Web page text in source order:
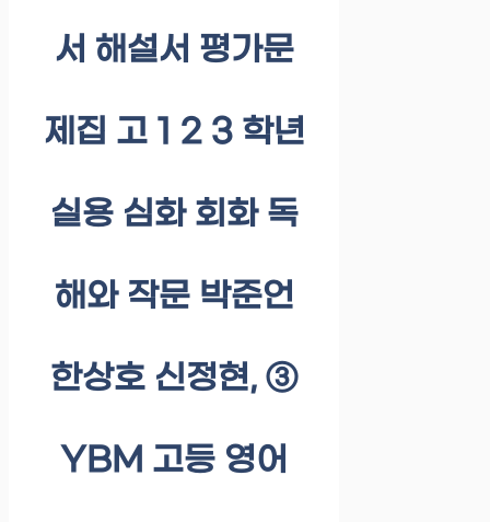
서 해설서 평가문
제집 고 1 2 3 학년
실용 심화 회화 독
해와 작문 박준언
한상호 신정현, ③
YBM 고등 영어